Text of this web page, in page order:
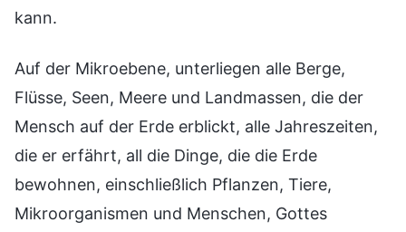
kann.
Auf der Mikroebene, unterliegen alle Berge,
Flüsse, Seen, Meere und Landmassen, die der
Mensch auf der Erde erblickt, alle Jahreszeiten,
die er erfährt, all die Dinge, die die Erde
bewohnen, einschließlich Pflanzen, Tiere,
Mikroorganismen und Menschen, Gottes